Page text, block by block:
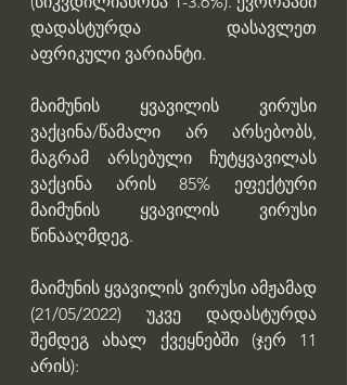
დადასტურდა დასავლეთ
აფრიკული ვარიანტი.
მაიმუნის ყვავილის ვირუსი
ვაქცინა/წამალი არ არსებობს,
მაგრამ არსებული ჩუტყვავილას
ვაქცინა არის 85% ეფექტური
მაიმუნის ყვავილის ვირუსი
წინააღმდეგ.
მაიმუნის ყვავილის ვირუსი ამჟამად
(21/05/2022) უკვე დადასტურდა
შემდეგ ახალ ქვეყნებში (ჯერ 11
არის):